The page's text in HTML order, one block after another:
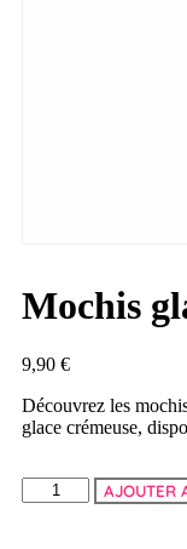
Mochis
9,90 €
Découvrez les
glace crémeuse,
AJOUTER